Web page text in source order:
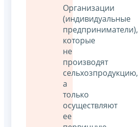
Организации
(индивидуальные
предприниматели),
которые
не
производят
сельхозпродукцию,
а
только
осуществляют
ее